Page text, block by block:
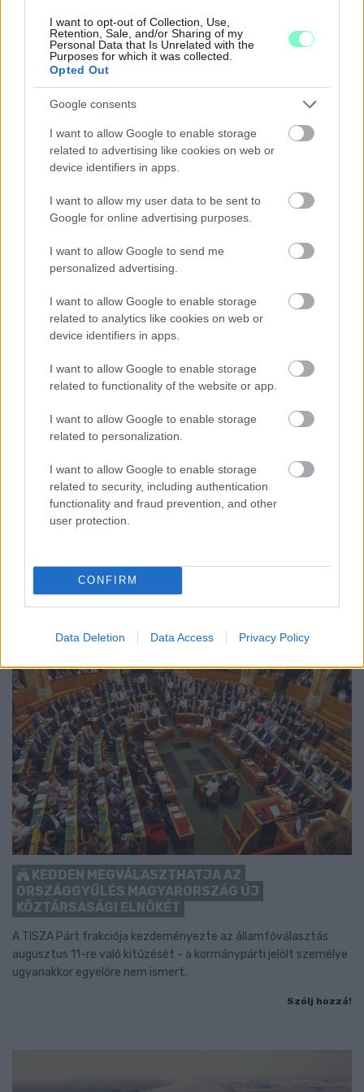
I want to opt-out of Collection, Use,
Retention, Sale, and/or Sharing of my
Personal Data that Is Unrelated with the
Purposes for which it was collected.
Opted Out
Google consents
I want to allow Google to enable storage
related to advertising like cookies on web or
device identifiers in apps.
I want to allow my user data to be sent to
Google for online advertising purposes.
I want to allow Google to send me
personalized advertising.
I want to allow Google to enable storage
related to analytics like cookies on web or
device identifiers in apps.
I want to allow Google to enable storage
related to functionality of the website or app.
I want to allow Google to enable storage
related to personalization.
I want to allow Google to enable storage
related to security, including authentication
functionality and fraud prevention, and other
user protection.
CONFIRM
Data Deletion Data Access Privacy Policy
A RÓMAIAKTÓL AZ AGYAGKATONÁKIG –
TÁRLATVEZETÉSEK, WORKSHOP ÉS
KÖZÖNSÉGTALÁLKOZÓ VÁRJA A LÁTOGATÓKAT A
Ingyenes programokkal és különleges kiállításokkal készülnek a
hét második felére, a hőségriadó idején ráadásul a Várkazamata
– Kőtár is díjmentesen látogatható.
CZUNYINÉ HARCA A GMAIL ÉS AZ ÖNKÉNY ELLEN
- LETILTOTTA A GOOGLE A VÉDVONAL LEVELEZŐ
FIÓKJÁT
KEDDEN MEGVÁLASZTHATJA AZ
ORSZÁGGYŰLÉS MAGYARORSZÁG ÚJ
KÖZTÁRSASÁGI ELNÖKÉT
A TISZA Párt frakciója kezdeményezte az államfőválasztás
augusztus 11-re való kitűzését - a kormánypárti jelölt személye
ugyanakkor egyelőre nem ismert.
Szólj hozzá!